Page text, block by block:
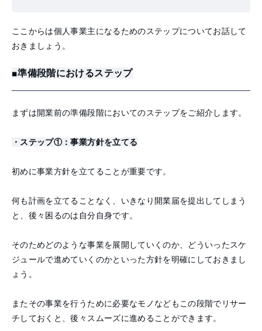
ここからは個人事業主になるためのステップについてお話して
おきましょう。
■準備段階におけるステップ
まずは開業前の準備段階においてのステップをご紹介します。
・ステップ①：事業方針を立てる
初めに事業方針を立てることが重要です。
何も計画を立てることなく、いきなり開業届を提出してしまう
と、後々困るのは自分自身です。
そのためどのような事業を展開していくのか、どういったスケ
ジュールで進めていくのかといった方針を明確にしておきまし
ょう。
またその事業を行うために必要なモノなどもこの段階でリサー
チしておくと、後々スムーズに進めることができます。